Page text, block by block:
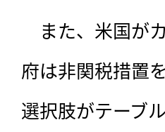
また、米国が
府は非関税措置
選択肢がテーブ